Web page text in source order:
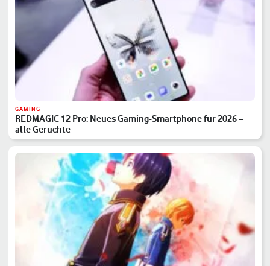
GAMING
REDMAGIC 12 Pro: Neues Gaming-Smartphone für 2026 –
alle Gerüchte